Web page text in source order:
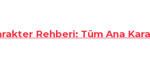
Rehberi: Tüm Ana